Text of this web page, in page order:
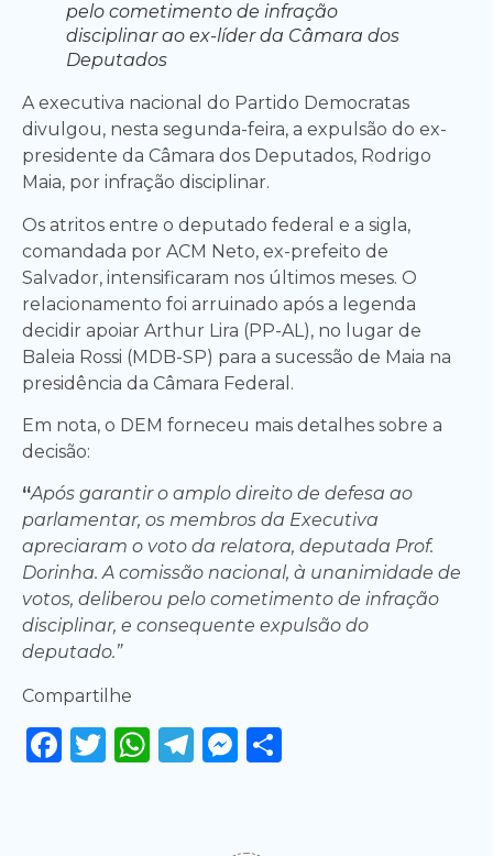
pelo cometimento de infração
disciplinar ao ex-líder da Câmara dos
Deputados
A executiva nacional do Partido Democratas
divulgou, nesta segunda-feira, a expulsão do ex-
presidente da Câmara dos Deputados, Rodrigo
Maia, por infração disciplinar.
Os atritos entre o deputado federal e a sigla,
comandada por ACM Neto, ex-prefeito de
Salvador, intensificaram nos últimos meses. O
relacionamento foi arruinado após a legenda
decidir apoiar Arthur Lira (PP-AL), no lugar de
Baleia Rossi (MDB-SP) para a sucessão de Maia na
presidência da Câmara Federal.
Em nota, o DEM forneceu mais detalhes sobre a
decisão:
“Após garantir o amplo direito de defesa ao
parlamentar, os membros da Executiva
apreciaram o voto da relatora, deputada Prof.
Dorinha. A comissão nacional, à unanimidade de
votos, deliberou pelo cometimento de infração
disciplinar, e consequente expulsão do
deputado.”
Compartilhe
Facebook
Twitter
WhatsApp
Telegram
Messenger